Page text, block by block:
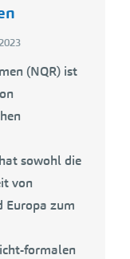
(NQR) ist
sowohl die
von
Europa zum
formalen